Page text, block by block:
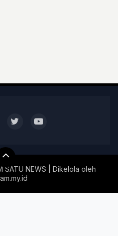
SATU NEWS | Dikelola oleh